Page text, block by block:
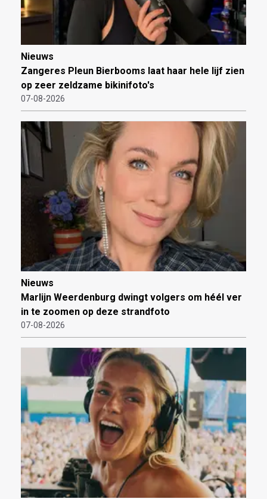
Nieuws
Zangeres Pleun Bierbooms laat haar hele lijf zien
op zeer zeldzame bikinifoto's
07-08-2026
Nieuws
Marlijn Weerdenburg dwingt volgers om héél ver
in te zoomen op deze strandfoto
07-08-2026